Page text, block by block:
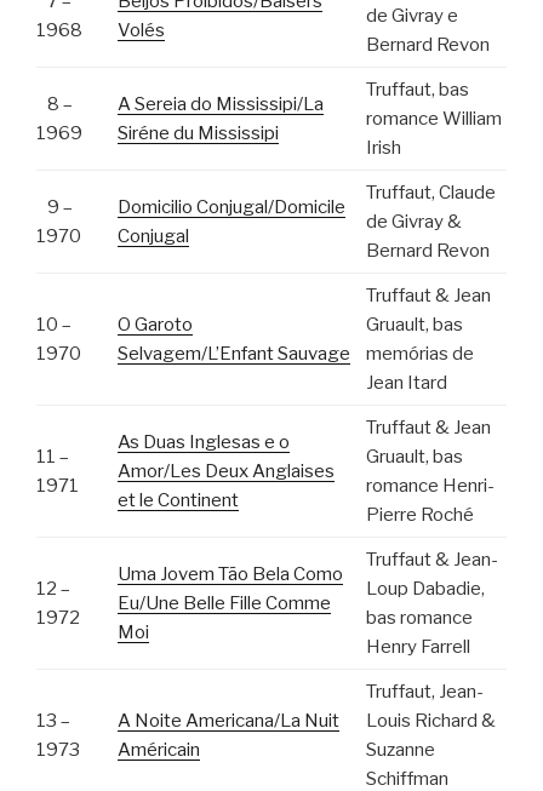
1968
Volés
de Givray e
Bernard Revon
8 –
1969
A Sereia do Mississipi/La
Siréne du Mississipi
Truffaut, bas
romance William
Irish
9 –
1970
Domicilio Conjugal/Domicile
Conjugal
Truffaut, Claude
de Givray &
Bernard Revon
10 –
1970
O Garoto
Selvagem/L’Enfant Sauvage
Truffaut & Jean
Gruault, bas
memórias de
Jean Itard
11 –
1971
As Duas Inglesas e o
Amor/Les Deux Anglaises
et le Continent
Truffaut & Jean
Gruault, bas
romance Henri-
Pierre Roché
12 –
1972
Uma Jovem Tão Bela Como
Eu/Une Belle Fille Comme
Moi
Truffaut & Jean-
Loup Dabadie,
bas romance
Henry Farrell
13 –
1973
A Noite Americana/La Nuit
Américain
Truffaut, Jean-
Louis Richard &
Suzanne
Schiffman